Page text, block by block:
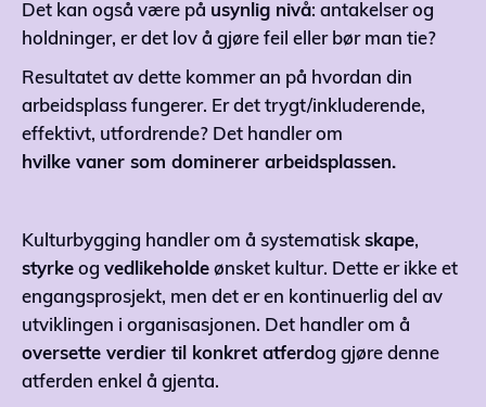
Det kan også være på usynlig nivå: antakelser og
holdninger, er det lov å gjøre feil eller bør man tie?
Resultatet av dette kommer an på hvordan din
arbeidsplass fungerer. Er det trygt/inkluderende,
effektivt, utfordrende? Det handler om
hvilke vaner som dominerer arbeidsplassen.
Kulturbygging handler om å systematisk skape,
styrke og vedlikeholde ønsket kultur. Dette er ikke et
engangsprosjekt, men det er en kontinuerlig del av
utviklingen i organisasjonen. Det handler om å
oversette verdier til konkret atferdog gjøre denne
atferden enkel å gjenta.